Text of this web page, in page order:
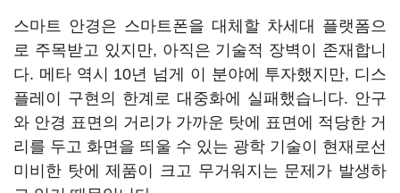
스마트 안경은 스마트폰을 대체할 차세대 플랫폼으
로 주목받고 있지만, 아직은 기술적 장벽이 존재합니
다. 메타 역시 10년 넘게 이 분야에 투자했지만, 디스
플레이 구현의 한계로 대중화에 실패했습니다. 안구
와 안경 표면의 거리가 가까운 탓에 표면에 적당한 거
리를 두고 화면을 띄울 수 있는 광학 기술이 현재로선
미비한 탓에 제품이 크고 무거워지는 문제가 발생하